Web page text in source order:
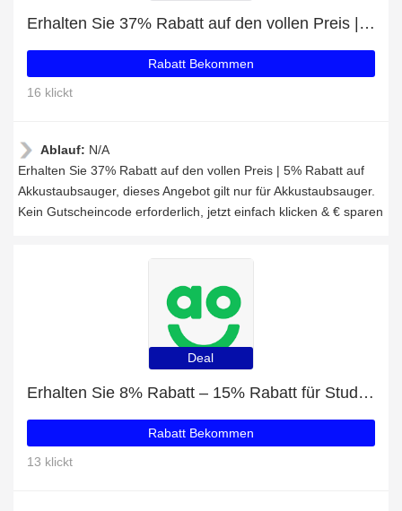
Erhalten Sie 37% Rabatt auf den vollen Preis | 5% Rabatt auf Akkustaubsauger
Rabatt Bekommen
16 klickt
Ablauf: N/A
Erhalten Sie 37% Rabatt auf den vollen Preis | 5% Rabatt auf
Akkustaubsauger, dieses Angebot gilt nur für Akkustaubsauger.
Kein Gutscheincode erforderlich, jetzt einfach klicken & € sparen
Deal
Erhalten Sie 8% Rabatt – 15% Rabatt für Studenten und Kaffeevollautomaten mit 31% Rabatt
Rabatt Bekommen
13 klickt